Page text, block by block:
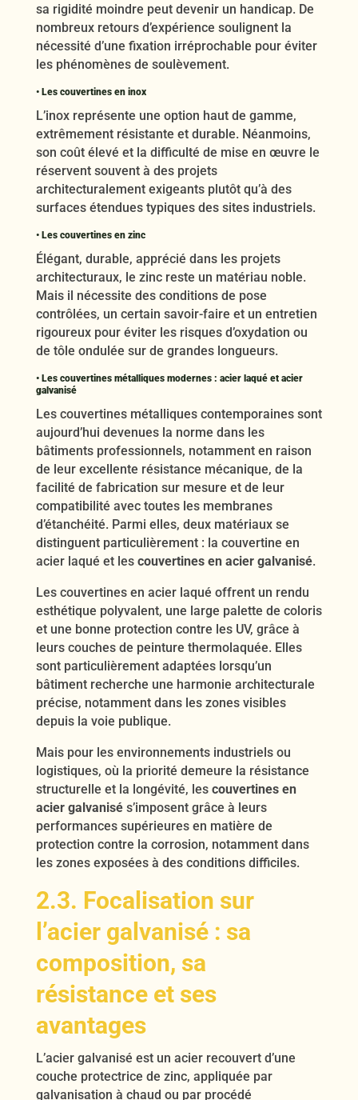
sa rigidité moindre peut devenir un handicap. De
nombreux retours d’expérience soulignent la
nécessité d’une fixation irréprochable pour éviter
les phénomènes de soulèvement.
• Les couvertines en inox
L’inox représente une option haut de gamme,
extrêmement résistante et durable. Néanmoins,
son coût élevé et la difficulté de mise en œuvre le
réservent souvent à des projets
architecturalement exigeants plutôt qu’à des
surfaces étendues typiques des sites industriels.
• Les couvertines en zinc
Élégant, durable, apprécié dans les projets
architecturaux, le zinc reste un matériau noble.
Mais il nécessite des conditions de pose
contrôlées, un certain savoir-faire et un entretien
rigoureux pour éviter les risques d’oxydation ou
de tôle ondulée sur de grandes longueurs.
• Les couvertines métalliques modernes : acier laqué et acier
galvanisé
Les couvertines métalliques contemporaines sont
aujourd’hui devenues la norme dans les
bâtiments professionnels, notamment en raison
de leur excellente résistance mécanique, de la
facilité de fabrication sur mesure et de leur
compatibilité avec toutes les membranes
d’étanchéité. Parmi elles, deux matériaux se
distinguent particulièrement : la couvertine en
acier laqué et les couvertines en acier galvanisé.
Les couvertines en acier laqué offrent un rendu
esthétique polyvalent, une large palette de coloris
et une bonne protection contre les UV, grâce à
leurs couches de peinture thermolaquée. Elles
sont particulièrement adaptées lorsqu’un
bâtiment recherche une harmonie architecturale
précise, notamment dans les zones visibles
depuis la voie publique.
Mais pour les environnements industriels ou
logistiques, où la priorité demeure la résistance
structurelle et la longévité, les couvertines en
acier galvanisés’imposent grâce à leurs
performances supérieures en matière de
protection contre la corrosion, notamment dans
les zones exposées à des conditions difficiles.
2.3. Focalisation sur
l’acier galvanisé : sa
composition, sa
résistance et ses
avantages
L’acier galvanisé est un acier recouvert d’une
couche protectrice de zinc, appliquée par
galvanisation à chaud ou par procédé